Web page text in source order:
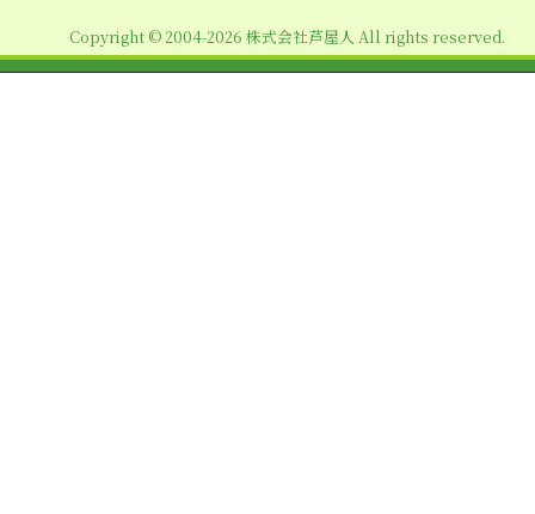
Copyright © 2004-2026 株式会社芦屋人 All rights reserved.